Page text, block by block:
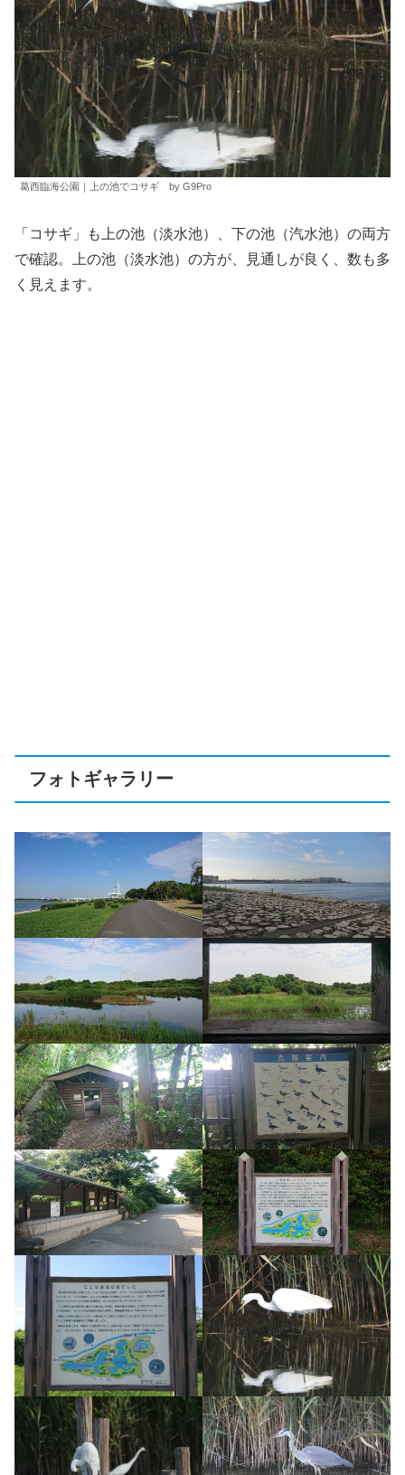
葛西臨海公園｜上の池でコサギ by G9Pro
「コサギ」も上の池（淡水池）、下の池（汽水池）の両方
で確認。上の池（淡水池）の方が、見通しが良く、数も多
く見えます。
フォトギャラリー